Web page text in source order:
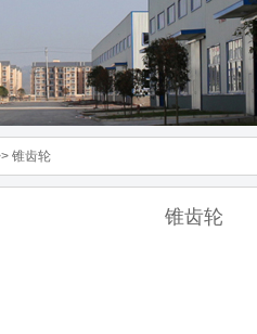
锥齿轮
锥齿轮